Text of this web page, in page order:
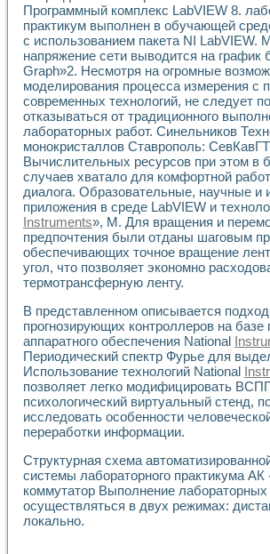
Программный комплекс LabVIEW 8.
практикум выполнен в обучающей
с использованием пакета NI LabVIEW.
напряжение сети выводится на график
Graph»2. Несмотря на огромные
моделирования процесса измерения с
современных технологий, не следует
отказываться от традиционного
лабораторных работ. Синельников
монокристаллов Ставрополь:
Вычислительных ресурсов при этом в
случаев хватало для комфортной
диалога. Образовательные, научные и
приложения в среде LabVIEW и
Instruments», M. Для вращения и
предпочтения были отданы шаговым
обеспечивающих точное вращение
угол, что позволяет экономно
термотрансферную ленту.
В представленном описывается
прогнозирующих контроллеров на базе
аппаратного обеспечения National
Периодический спектр Фурье для
Использование технологий National
позволяет легко модифицировать
психологический виртуальный стенд,
исследовать особенности
переработки информации.
Структурная схема
системы лабораторного практикума АК
коммутатор Выполнение
осуществляться в двух режимах:
локально.